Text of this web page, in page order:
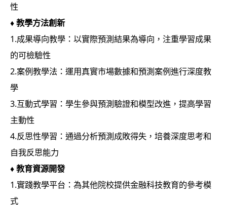
性
♦教學方法創新
1.成果導向教學：以實際預測結果為導向，注重學習成果
的可檢驗性
2.案例教學法：運用真實市場數據和預測案例進行深度教
學
3.互動式學習：學生參與預測驗證和模型改進，提高學習
主動性
4.反思性學習：通過分析預測成敗得失，培養深度思考和
自我反思能力
♦教育資源開發
1.實踐教學平台：為其他院校提供金融科技教育的參考模
式